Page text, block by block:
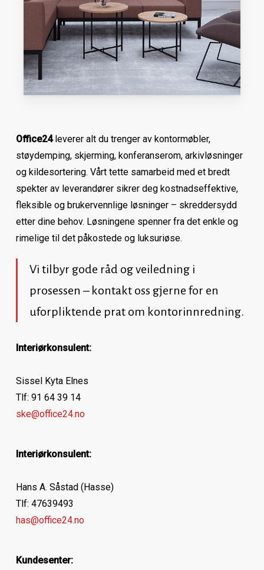
Office24leverer alt du trenger av kontormøbler,
støydemping, skjerming, konferanserom, arkivløsninger
og kildesortering. Vårt tette samarbeid med et bredt
spekter av leverandører sikrer deg kostnadseffektive,
fleksible og brukervennlige løsninger – skreddersydd
etter dine behov. Løsningene spenner fra det enkle og
rimelige til det påkostede og luksuriøse.
Vi tilbyr gode råd og veiledning i
prosessen – kontakt oss gjerne for en
uforpliktende prat om kontorinnredning.
Interiørkonsulent:
Sissel Kyta Elnes
Tlf: 91 64 39 14
ske@office24.no
Interiørkonsulent:
Hans A. Såstad (Hasse)
Tlf: 47639493
has@office24.no
Kundesenter: